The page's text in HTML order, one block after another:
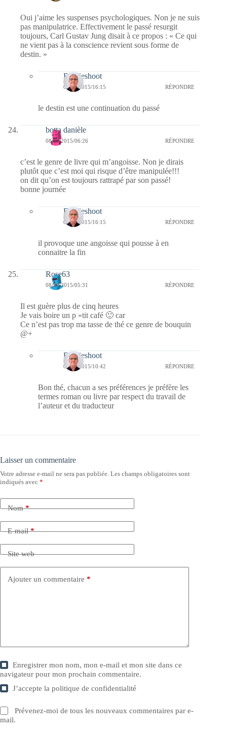
Oui j’aime les suspenses psychologiques. Non je ne suis
pas manipulatrice. Effectivement le passé resurgit
toujours, Carl Gustav Jung disait à ce propos : « Ce qui
ne vient pas à la conscience revient sous forme de
destin. »
Bernieshoot
09/10/2015/16:15 RÉPONDRE
le destin est une continuation du passé
botta danièle
08/10/2015/06:26 RÉPONDRE
c’est le genre de livre qui m’angoisse. Non je dirais
plutôt que c’est moi qui risque d’être manipulée!!!
on dit qu’on est toujours rattrapé par son passé!
bonne journée
Bernieshoot
09/10/2015/16:15 RÉPONDRE
il provoque une angoisse qui pousse à en
connaitre la fin
Rose63
08/10/2015/05:31 RÉPONDRE
Il est guère plus de cinq heures
Je vais boire un p »tit café 🙂 car
Ce n’est pas trop ma tasse de thé ce genre de bouquin
@+
Bernieshoot
08/10/2015/10:42 RÉPONDRE
Bon thé, chacun a ses préférences je préfère les
termes roman ou livre par respect du travail de
l’auteur et du traducteur
Laisser un commentaire
Votre adresse e-mail ne sera pas publiée. Les champs obligatoires sont
indiqués avec *
Nom*
E-mail*
Site web
Ajouter un commentaire *
Enregistrer mon nom, mon e-mail et mon site dans ce
navigateur pour mon prochain commentaire.
J’accepte lapolitique de confidentialité
Prévenez-moi de tous les nouveaux commentaires par e-
mail.